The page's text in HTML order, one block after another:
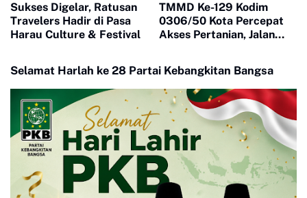
Sukses Digelar, Ratusan
Travelers Hadir di Pasa
Harau Culture & Festival
TMMD Ke-129 Kodim
0306/50 Kota Percepat
Akses Pertanian, Jalan
Selamat Harlah ke 28 Partai Kebangkitan Bangsa